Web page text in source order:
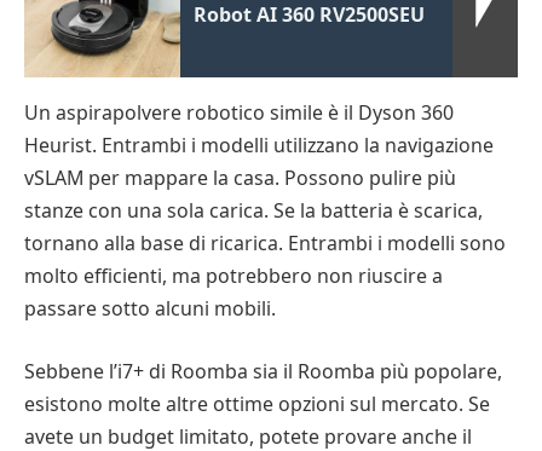
Robot AI 360 RV2500SEU
Un aspirapolvere robotico simile è il Dyson 360
Heurist. Entrambi i modelli utilizzano la navigazione
vSLAM per mappare la casa. Possono pulire più
stanze con una sola carica. Se la batteria è scarica,
tornano alla base di ricarica. Entrambi i modelli sono
molto efficienti, ma potrebbero non riuscire a
passare sotto alcuni mobili.
Sebbene l’i7+ di Roomba sia il Roomba più popolare,
esistono molte altre ottime opzioni sul mercato. Se
avete un budget limitato, potete provare anche il